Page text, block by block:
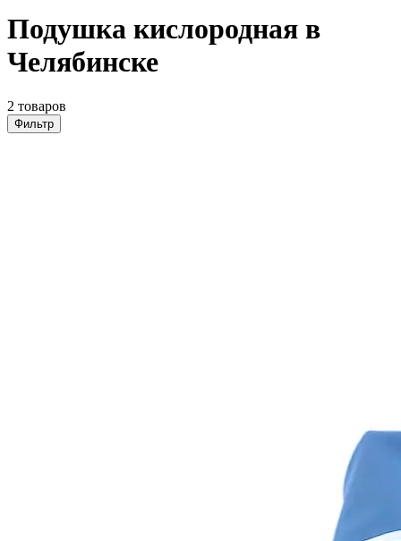
Подушка кислородная в
Челябинске
2 товаров
Фильтр